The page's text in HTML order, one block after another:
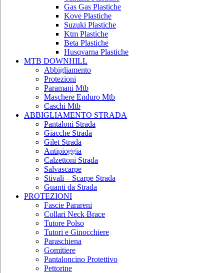
Gas Gas Plastiche
Kove Plastiche
Suzuki Plastiche
Ktm Plastiche
Beta Plastiche
Husqvarna Plastiche
MTB DOWNHILL
Abbigliamento
Protezioni
Paramani Mtb
Maschere Enduro Mtb
Caschi Mtb
ABBIGLIAMENTO STRADA
Pantaloni Strada
Giacche Strada
Gilet Strada
Antipioggia
Calzettoni Strada
Salvascarpe
Stivali – Scarpe Strada
Guanti da Strada
PROTEZIONI
Fascie Parareni
Collari Neck Brace
Tutore Polso
Tutori e Ginocchiere
Paraschiena
Gomitiere
Pantaloncino Protettivo
Pettorine